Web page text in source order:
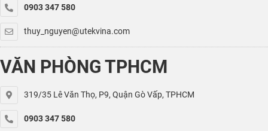
0903 347 580
thuy_nguyen@utekvina.com
VĂN PHÒNG TPHCM
319/35 Lê Văn Thọ, P9, Quận Gò Vấp, TPHCM
0903 347 580